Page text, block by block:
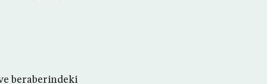
beraberindeki